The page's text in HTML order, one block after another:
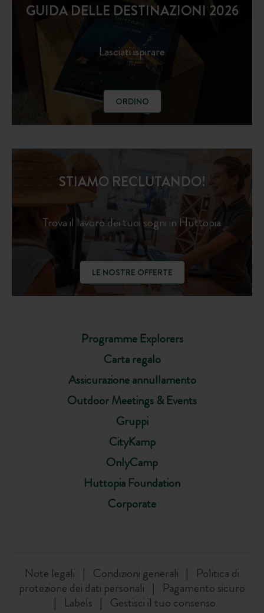
GUIDA DELLE DESTINAZIONI 2026
Lasciati ispirare
ORDINO
Programme Explorers
Carta regalo
Assicurazione annullamento
Outdoor Meetings & Events
Gruppi
CityKamp
OnlyCamp
Huttopia Foundation
Corporate
STIAMO RECLUTANDO!
Trova il lavoro dei tuoi sogni in Huttopia
LE NOSTRE OFFERTE
Note legali Condizioni generali
Politica di
protezione dei dati personali
Pagamento sicuro
Labels
Gestisci il tuo consenso